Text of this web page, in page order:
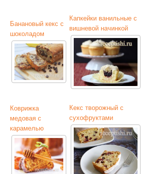
Банановый кекс с
шоколадом
Капкейки ванильные с
вишневой начинкой
Коврижка
медовая с
карамелью
Кекс творожный с
сухофруктами